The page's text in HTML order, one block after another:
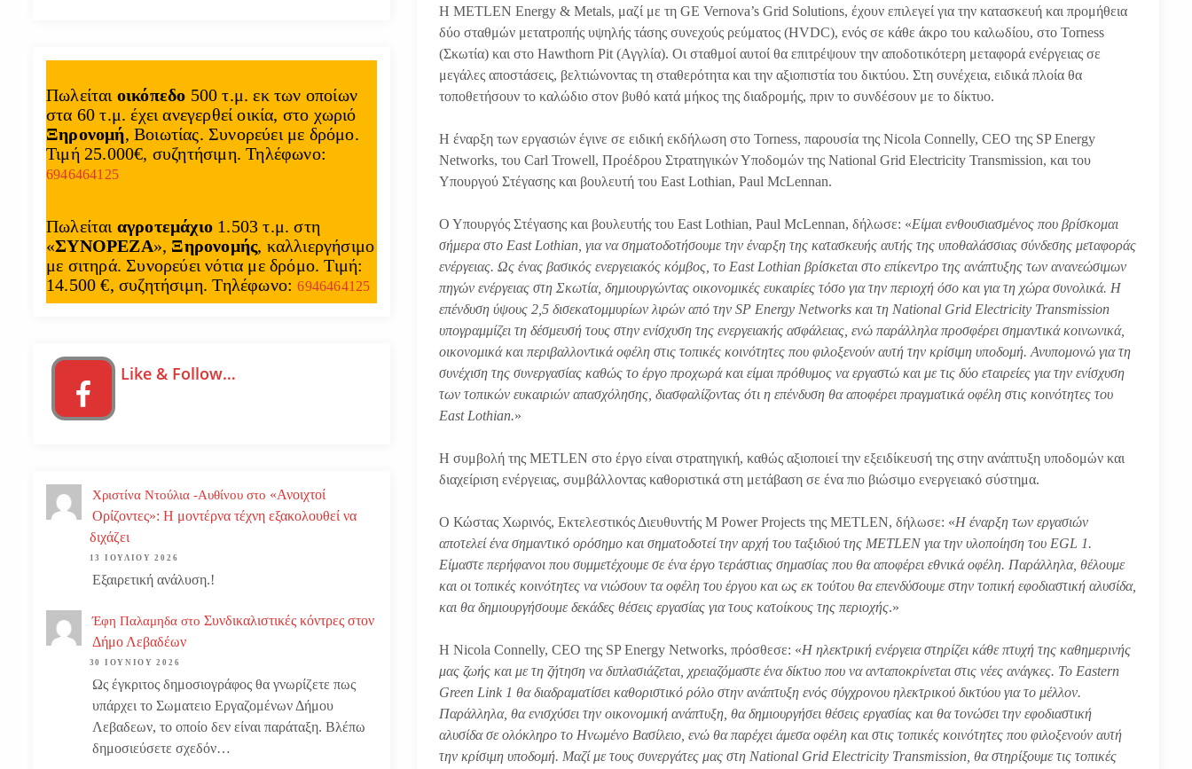
Η METLEN Energy & Metals, μαζί με τη GE Vernova’s Grid Solutions, έχουν επιλεγεί για την κατασκευή και προμήθεια
δύο σταθμών μετατροπής υψηλής τάσης συνεχούς ρεύματος (HVDC), ενός σε κάθε άκρο του καλωδίου, στο Torness
(Σκωτία) και στο Hawthorn Pit (Αγγλία). Οι σταθμοί αυτοί θα επιτρέψουν την αποδοτικότερη μεταφορά ενέργειας σε
μεγάλες αποστάσεις, βελτιώνοντας τη σταθερότητα και την αξιοπιστία του δικτύου. Στη συνέχεια, ειδικά πλοία θα
τοποθετήσουν το καλώδιο στον βυθό κατά μήκος της διαδρομής, πριν το συνδέσουν με το δίκτυο.
Η έναρξη των εργασιών έγινε σε ειδική εκδήλωση στο Torness, παρουσία της Nicola Connelly, CEO της SP Energy
Networks, του Carl Trowell, Προέδρου Στρατηγικών Υποδομών της National Grid Electricity Transmission, και του
Υπουργού Στέγασης και βουλευτή του East Lothian, Paul McLennan.
Ο Υπουργός Στέγασης και βουλευτής του East Lothian, Paul McLennan, δήλωσε: «Είμαι ενθουσιασμένος που βρίσκομαι
σήμερα στο East Lothian, για να σηματοδοτήσουμε την έναρξη της κατασκευής αυτής της υποθαλάσσιας σύνδεσης μεταφοράς
ενέργειας. Ως ένας βασικός ενεργειακός κόμβος, το East Lothian βρίσκεται στο επίκεντρο της ανάπτυξης των ανανεώσιμων
πηγών ενέργειας στη Σκωτία, δημιουργώντας οικονομικές ευκαιρίες τόσο για την περιοχή όσο και για τη χώρα συνολικά. Η
επένδυση ύψους 2,5 δισεκατομμυρίων λιρών από την SP Energy Networks και τη National Grid Electricity Transmission
υπογραμμίζει τη δέσμευσή τους στην ενίσχυση της ενεργειακής ασφάλειας, ενώ παράλληλα προσφέρει σημαντικά κοινωνικά,
οικονομικά και περιβαλλοντικά οφέλη στις τοπικές κοινότητες που φιλοξενούν αυτή την κρίσιμη υποδομή. Ανυπομονώ για τη
συνέχιση της συνεργασίας καθώς το έργο προχωρά και είμαι πρόθυμος να εργαστώ και με τις δύο εταιρείες για την ενίσχυση
των τοπικών ευκαιριών απασχόλησης, διασφαλίζοντας ότι η επένδυση θα αποφέρει πραγματικά οφέλη στις κοινότητες του
East Lothian.»
Η συμβολή της METLEN στο έργο είναι στρατηγική, καθώς αξιοποιεί την εξειδίκευσή της στην ανάπτυξη υποδομών και
διαχείριση ενέργειας, συμβάλλοντας καθοριστικά στη μετάβαση σε ένα πιο βιώσιμο ενεργειακό σύστημα.
Ο Κώστας Χωρινός, Εκτελεστικός Διευθυντής M Power Projects της METLEN, δήλωσε: «Η έναρξη των εργασιών
αποτελεί ένα σημαντικό ορόσημο και σηματοδοτεί την αρχή του ταξιδιού της METLEN για την υλοποίηση του EGL 1.
Είμαστε περήφανοι που συμμετέχουμε σε ένα έργο τεράστιας σημασίας που θα αποφέρει εθνικά οφέλη. Παράλληλα, θέλουμε
και οι τοπικές κοινότητες να νιώσουν τα οφέλη του έργου και ως εκ τούτου θα επενδύσουμε στην τοπική εφοδιαστική αλυσίδα,
και θα δημιουργήσουμε δεκάδες θέσεις εργασίας για τους κατοίκους της περιοχής.»
Η Nicola Connelly, CEO της SP Energy Networks, πρόσθεσε: «Η ηλεκτρική ενέργεια στηρίζει κάθε πτυχή της καθημερινής
μας ζωής και με τη ζήτηση να διπλασιάζεται, χρειαζόμαστε ένα δίκτυο που να ανταποκρίνεται στις νέες ανάγκες. Το Eastern
Green Link 1 θα διαδραματίσει καθοριστικό ρόλο στην ανάπτυξη ενός σύγχρονου ηλεκτρικού δικτύου για το μέλλον.
Παράλληλα, θα ενισχύσει την οικονομική ανάπτυξη, θα δημιουργήσει θέσεις εργασίας και θα τονώσει την εφοδιαστική
αλυσίδα σε ολόκληρο το Ηνωμένο Βασίλειο, ενώ θα παρέχει άμεσα οφέλη και στις τοπικές κοινότητες που φιλοξενούν αυτή
την κρίσιμη υποδομή. Μαζί με τους συνεργάτες μας στη National Grid Electricity Transmission, θα στηρίξουμε τις τοπικές
Πωλείται οικόπεδο 500 τ.μ. εκ των οποίων
στα 60 τ.μ. έχει ανεγερθεί οικία, στο χωριό
Ξηρονομή, Βοιωτίας. Συνορεύει με δρόμο.
Τιμή 25.000€, συζητήσιμη. Τηλέφωνο:
6946464125
Πωλείται αγροτεμάχιο 1.503 τ.μ. στη
«ΣΥΝΟΡΕΖΑ», Ξηρονομής, καλλιεργήσιμο
με σιτηρά. Συνορεύει νότια με δρόμο. Τιμή:
14.500 €, συζητήσιμη. Τηλέφωνο:6946464125
Like & Follow…
Χριστίνα Ντούλια -Αυθίνου στο «Ανοιχτοί
Ορίζοντες»: Η μοντέρνα τέχνη εξακολουθεί να
διχάζει
13 ΙΟΥΛΊΟΥ 2026
Εξαιρετική ανάλυση.!
Έφη Παλαμηδα στο Συνδικαλιστικές κόντρες στον
Δήμο Λεβαδέων
30 ΙΟΥΝΊΟΥ 2026
Ως έγκριτος δημοσιογράφος θα γνωρίζετε πως
υπάρχει το Σωματειο Εργαζομένων Δήμου
Λεβαδεων, το οποίο δεν είναι παράταξη. Βλέπω
δημοσιεύσετε σχεδόν…